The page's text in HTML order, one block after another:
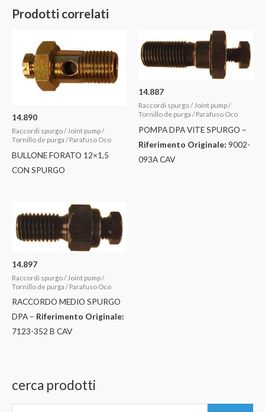
Prodotti correlati
14.890
Raccordi spurgo / Joint pump /
Tornillo de purga / Parafuso Oco
BULLONE FORATO 12×1,5
CON SPURGO
14.887
Raccordi spurgo / Joint pump /
Tornillo de purga / Parafuso Oco
POMPA DPA VITE SPURGO –
Riferimento Originale: 9002-
093A CAV
14.897
Raccordi spurgo / Joint pump /
Tornillo de purga / Parafuso Oco
RACCORDO MEDIO SPURGO
DPA – Riferimento Originale:
7123-352 B CAV
cerca prodotti